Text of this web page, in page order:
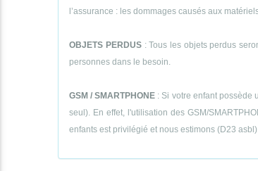
l’assurance : les dommages causés aux
OBJETS PERDUS: Tous les objets perdus
personnes dans le besoin.
GSM / SMARTPHONE : Si votre enfant possède
seul). En effet, l'utilisation des GSM/
enfants est privilégié et nous estimons (D23